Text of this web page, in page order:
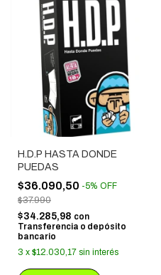
H.D.P HASTA DONDE
PUEDAS
$36.090,50 -5% OFF
$37.990
$34.285,98 con
Transferencia o depósito
bancario
3 x $12.030,17 sin interés